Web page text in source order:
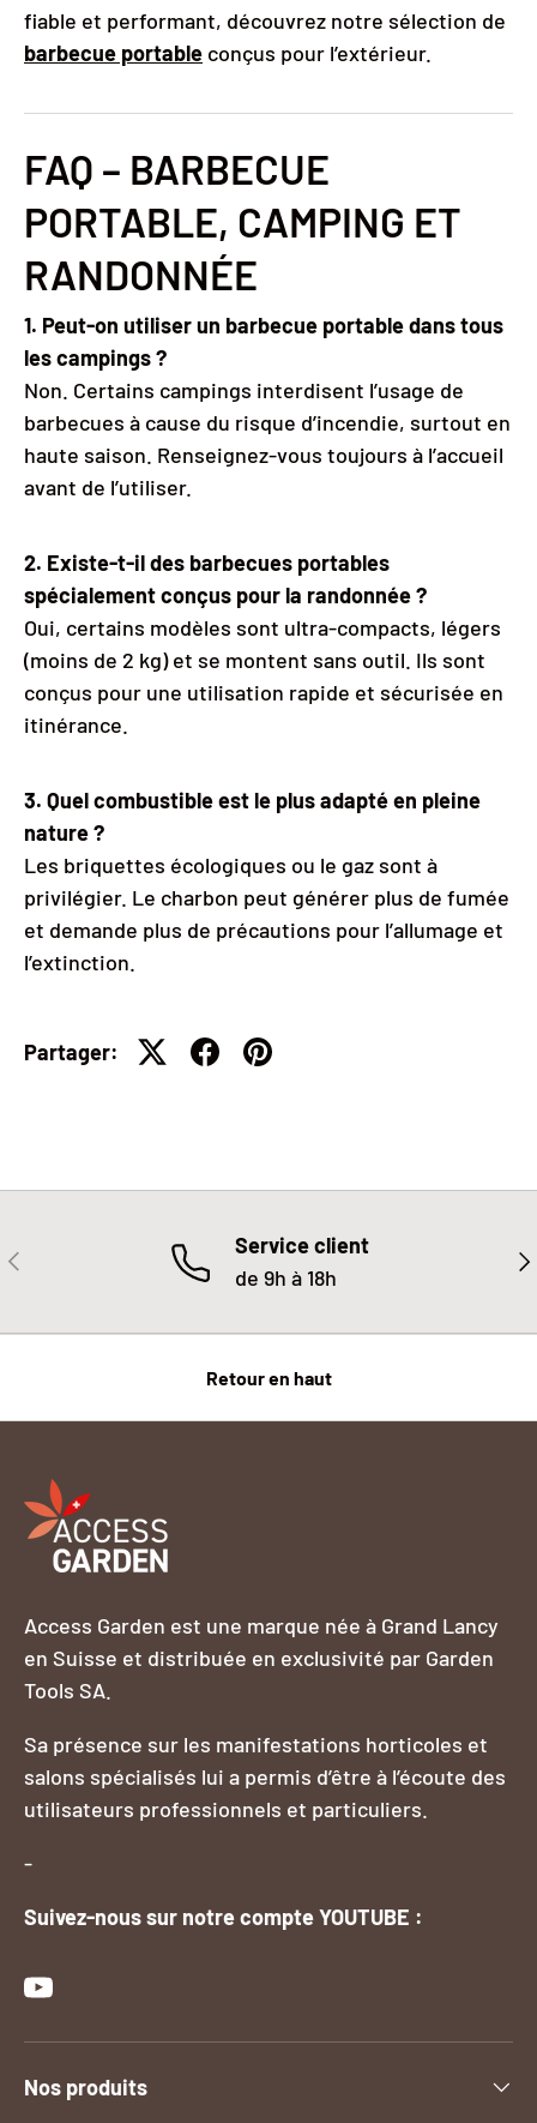
fiable et performant, découvrez notre sélection de
barbecue portable conçus pour l’extérieur.
FAQ – BARBECUE
PORTABLE, CAMPING ET
RANDONNÉE
1. Peut-on utiliser un barbecue portable dans tous
les campings ?
Non. Certains campings interdisent l’usage de
barbecues à cause du risque d’incendie, surtout en
haute saison. Renseignez-vous toujours à l’accueil
avant de l’utiliser.
2. Existe-t-il des barbecues portables
spécialement conçus pour la randonnée ?
Oui, certains modèles sont ultra-compacts, légers
(moins de 2 kg) et se montent sans outil. Ils sont
conçus pour une utilisation rapide et sécurisée en
itinérance.
3. Quel combustible est le plus adapté en pleine
nature ?
Les briquettes écologiques ou le gaz sont à
privilégier. Le charbon peut générer plus de fumée
et demande plus de précautions pour l’allumage et
l’extinction.
Partager:
PRÉCÉDENT
Service client
de 9h à 18h
Retour en haut
Access Garden est une marque née à Grand Lancy
en Suisse et distribuée en exclusivité par Garden
Tools SA.
Sa présence sur les manifestations horticoles et
salons spécialisés lui a permis d’être à l’écoute des
utilisateurs professionnels et particuliers.
-
Suivez-nous sur notre compte YOUTUBE :
YouTube
Nos produits